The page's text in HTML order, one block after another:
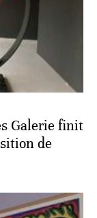
Galerie finit
de